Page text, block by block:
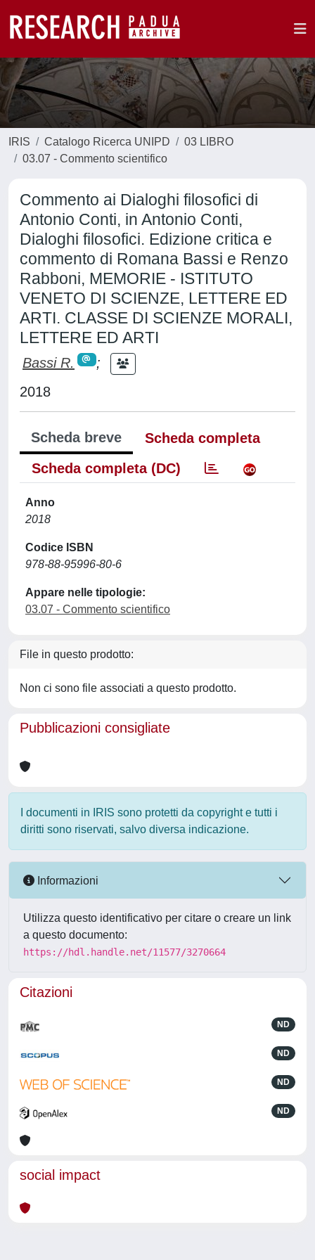
IRIS Catalogo Ricerca UNIPD
03 LIBRO
03.07 - Commento scientifico
Commento ai Dialoghi filosofici di
Antonio Conti, in Antonio Conti,
Dialoghi filosofici. Edizione critica e
commento di Romana Bassi e Renzo
Rabboni, MEMORIE - ISTITUTO
VENETO DI SCIENZE, LETTERE ED
ARTI. CLASSE DI SCIENZE MORALI,
LETTERE ED ARTI
Bassi R.
;
2018
Scheda breve
Scheda completa
Scheda completa (DC)
Anno
2018
Codice ISBN
978-88-95996-80-6
Appare nelle tipologie:
03.07 - Commento scientifico
File in questo prodotto:
Non ci sono file associati a questo prodotto.
Pubblicazioni consigliate
I documenti in IRIS sono protetti da copyright e tutti i
diritti sono riservati, salvo diversa indicazione.
Informazioni
Utilizza questo identificativo per citare o creare un link
a questo documento:
https://hdl.handle.net/11577/3270664
Citazioni
ND
ND
ND
ND
social impact